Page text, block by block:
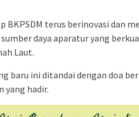
BKPSDM terus berinovasi dan
daya aparatur yang
Laut.
baru ini ditandai dengan doa
yang hadir.